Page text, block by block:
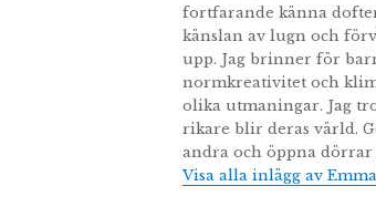
fortfarande känna
känslan av lugn och
upp. Jag brinner för
normkreativitet och
olika utmaningar. Jag
rikare blir deras värld.
andra och öppna
Visa alla inlägg av